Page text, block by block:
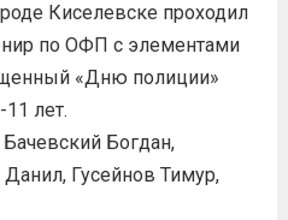
Киселевске проходил
по ОФП с элементами
«Дню полиции»
лет.
Богдан,
Гусейнов Тимур,